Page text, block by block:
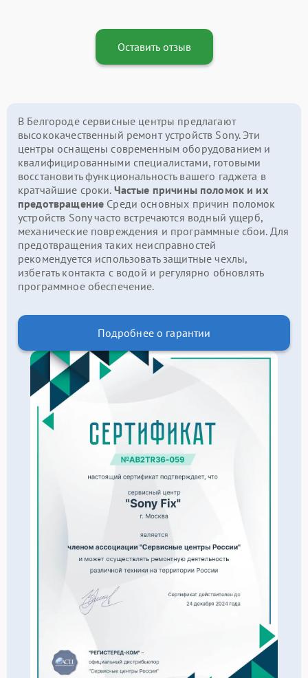
Оставить отзыв
В Белгороде сервисные центры предлагают
высококачественный ремонт устройств Sony. Эти
центры оснащены современным оборудованием и
квалифицированными специалистами, готовыми
восстановить функциональность вашего гаджета в
кратчайшие сроки. Частые причины поломок и их
предотвращение Среди основных причин поломок
устройств Sony часто встречаются водный ущерб,
механические повреждения и программные сбои. Для
предотвращения таких неисправностей
рекомендуется использовать защитные чехлы,
избегать контакта с водой и регулярно обновлять
программное обеспечение.
Подробнее о гарантии